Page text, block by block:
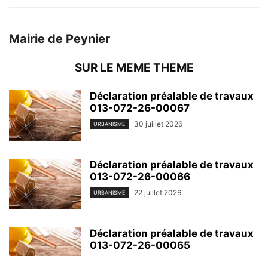
Mairie de Peynier
SUR LE MEME THEME
Déclaration préalable de travaux
013-072-26-00067
URBANISME 30 juillet 2026
Déclaration préalable de travaux
013-072-26-00066
URBANISME 22 juillet 2026
Déclaration préalable de travaux
013-072-26-00065